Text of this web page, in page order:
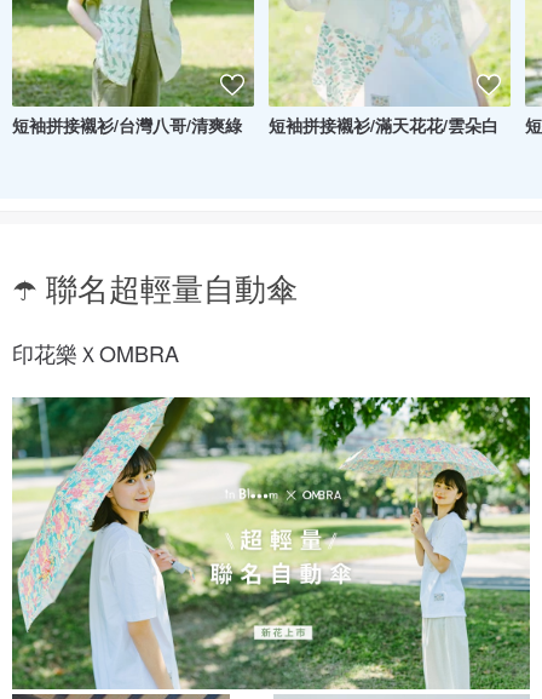
短袖拼接襯衫/台灣八哥/清爽綠 短袖拼接襯衫/滿天花花/雲朵白
☂️ 聯名超輕量自動傘
印花樂ＸOMBRA